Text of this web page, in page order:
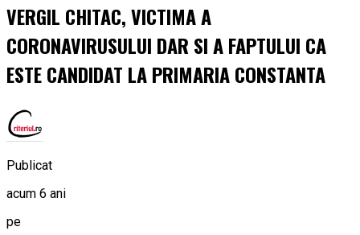
VERGIL CHITAC, VICTIMA A
CORONAVIRUSULUI DAR SI A FAPTULUI CA
ESTE CANDIDAT LA PRIMARIA CONSTANTA
Publicat
acum 6 ani
pe